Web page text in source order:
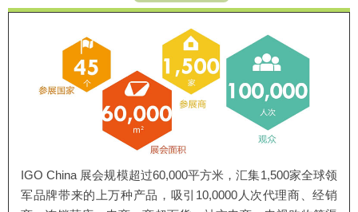
IGO China 展会规模超过60,000平方米，汇集1,500家全球领
军品牌带来的上万种产品，吸引10,0000人次代理商、经销